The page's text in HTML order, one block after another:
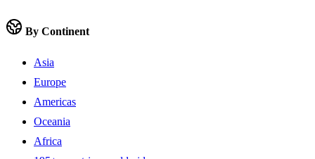
By Continent
Asia
Europe
Americas
Oceania
Africa